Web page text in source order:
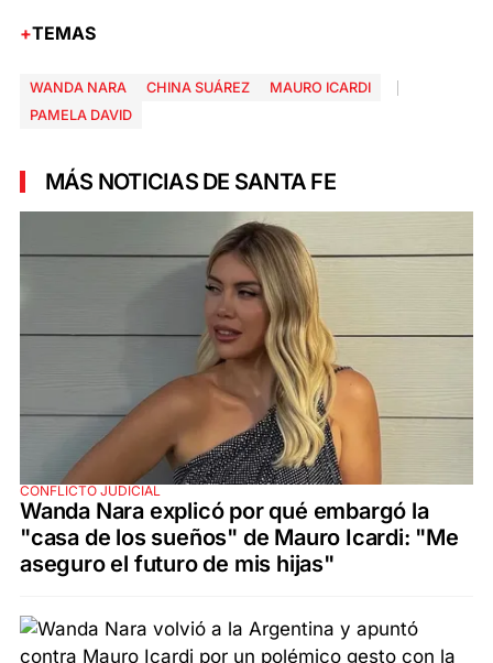
TEMAS
WANDA NARA CHINA SUÁREZ
MAURO ICARDI
PAMELA DAVID
MÁS NOTICIAS DE SANTA FE
CONFLICTO JUDICIAL
Wanda Nara explicó por qué embargó la
"casa de los sueños" de Mauro Icardi: "Me
aseguro el futuro de mis hijas"